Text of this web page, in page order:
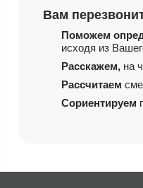
Вам
Поможем
исходя из
Расскажем, на
Рассчитаем
Сориентируем